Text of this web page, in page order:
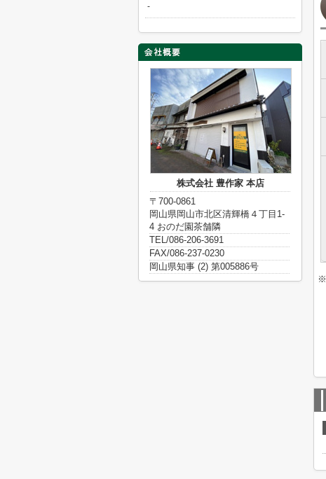
※
-
株式会社 豊作家 本店
〒700-0861
岡山県岡山市北区清輝橋４丁目1-
4 おのだ園茶舗隣
TEL/086-206-3691
FAX/086-237-0230
岡山県知事 (2) 第005886号